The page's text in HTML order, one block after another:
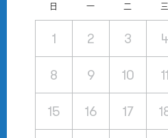
日 一 二 三
1 2 3 4
8 9 10 11
15 16 17